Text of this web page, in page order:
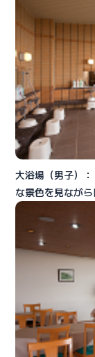
大浴場（男子）
な景色を見なが